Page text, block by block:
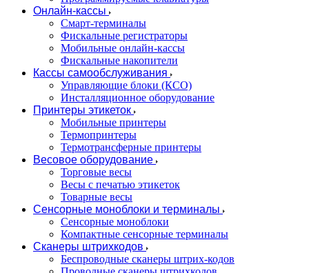
Онлайн-кассы
Смарт-терминалы
Фискальные регистраторы
Мобильные онлайн-кассы
Фискальные накопители
Кассы самообслуживания
Управляющие блоки (КСО)
Инсталляционное оборудование
Принтеры этикеток
Мобильные принтеры
Термопринтеры
Термотрансферные принтеры
Весовое оборудование
Торговые весы
Весы с печатью этикеток
Товарные весы
Сенсорные моноблоки и терминалы
Сенсорные моноблоки
Компактные сенсорные терминалы
Сканеры штрихкодов
Беспроводные сканеры штрих-кодов